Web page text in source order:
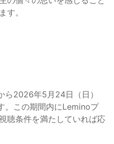
す。
2026年5月24日（日）
。この期間内にLeminoプ
聴条件を満たしていれば応